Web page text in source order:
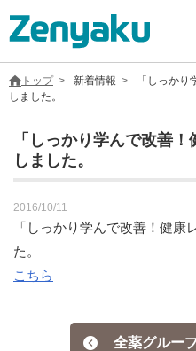
グループについて
サステナビリティ
ヘルスケア
採用情報
トップ 新着情報
「しっか
しました。
「しっかり学んで改善
しました。
2016/10/11
「しっかり学んで改善！健康
た。
こちら
全薬グルー